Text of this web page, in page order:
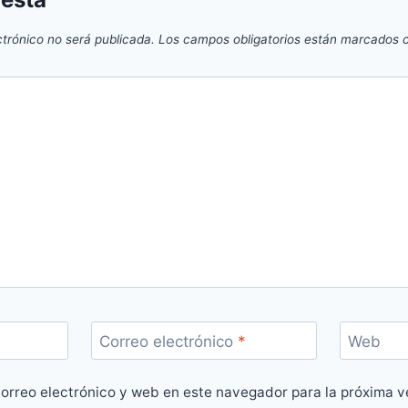
no será publicada. Los campos obligatorios están marcados
Correo electrónico * Web
electrónico y web en este navegador para la próxima